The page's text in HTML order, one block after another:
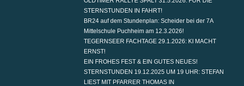
STERNSTUNDEN IN FAHRT!
BR24 auf dem Stundenplan: Scheider bei der 7A
Mittelschule Puchheim am 12.3.2026!
TEGERNSEER FACHTAGE 29.1.2026: KI MACHT
ERNST!
EIN FROHES FEST & EIN GUTES NEUES!
STERNSTUNDEN 19.12.2025 UM 19 UHR: STEFAN
LIEST MIT PFARRER THOMAS IN